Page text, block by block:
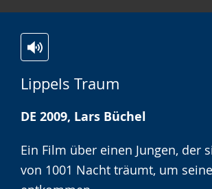
Lippels Traum
Leichten
Sprache
Audio-
Unterstützung.
Video
in
Gebärdensprache
wird
DE 2009, Lars Büchel
Ein Film über einen Jungen, der
von 1001 Nacht träumt, um